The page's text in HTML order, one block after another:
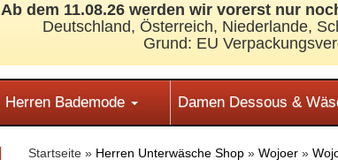
Ab dem 11.08.26 werden wir vorerst nur
Deutschland, Österreich, Niederlande,
Grund: EU
Herren Bademode Damen Dessous &
Startseite » Herren Unterwäsche Shop » Wojoer»